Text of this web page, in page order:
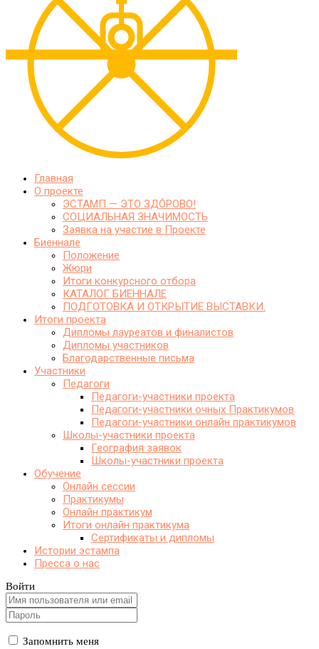
Главная
О проекте
ЭСТАМП — ЭТО ЗДО́РОВО!
СОЦИАЛЬНАЯ ЗНАЧИМОСТЬ
Заявка на участие в Проекте
Биеннале
Положение
Жюри
Итоги конкурсного отбора
КАТАЛОГ БИЕННАЛЕ
ПОДГОТОВКА И ОТКРЫТИЕ ВЫСТАВКИ.
Итоги проекта
Дипломы лауреатов и финалистов
Дипломы участников
Благодарственные письма
Участники
Педагоги
Педагоги-участники проекта
Педагоги-участники очных Практикумов
Педагоги-участники онлайн практикумов
Школы-участники проекта
География заявок
Школы-участники проекта
Обучение
Онлайн сессии
Практикумы
Онлайн практикум
Итоги онлайн практикума
Сертификаты и дипломы
Истории эстампа
Пресса о нас
Войти
Запомнить меня